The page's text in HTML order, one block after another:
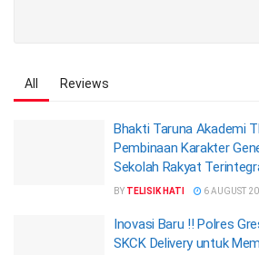
All Reviews
Bhakti Taruna Akademi
Pembinaan Karakter
Sekolah Rakyat
BY TELISIK HATI 6 AUGUST
Inovasi Baru !! Polres
SKCK Delivery untuk